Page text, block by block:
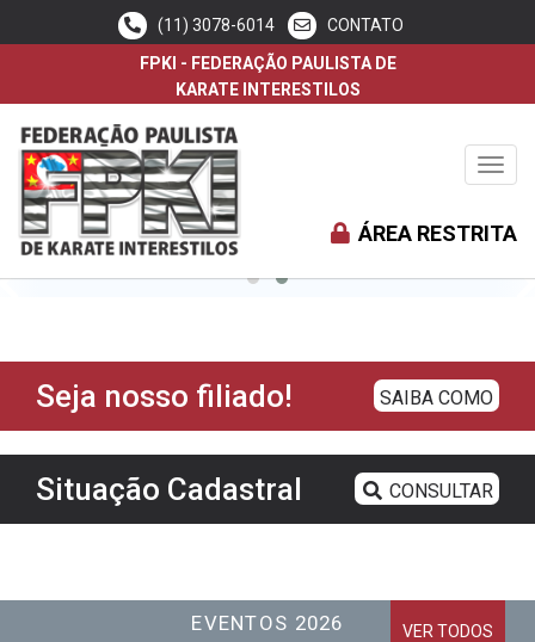
(11) 3078-6014
CONTATO
FPKI - FEDERAÇÃO PAULISTA DE
KARATE INTERESTILOS
ÁREA RESTRITA
Seja nosso filiado! SAIBA COMO
Situação Cadastral CONSULTAR
EVENTOS 2026 VER TODOS